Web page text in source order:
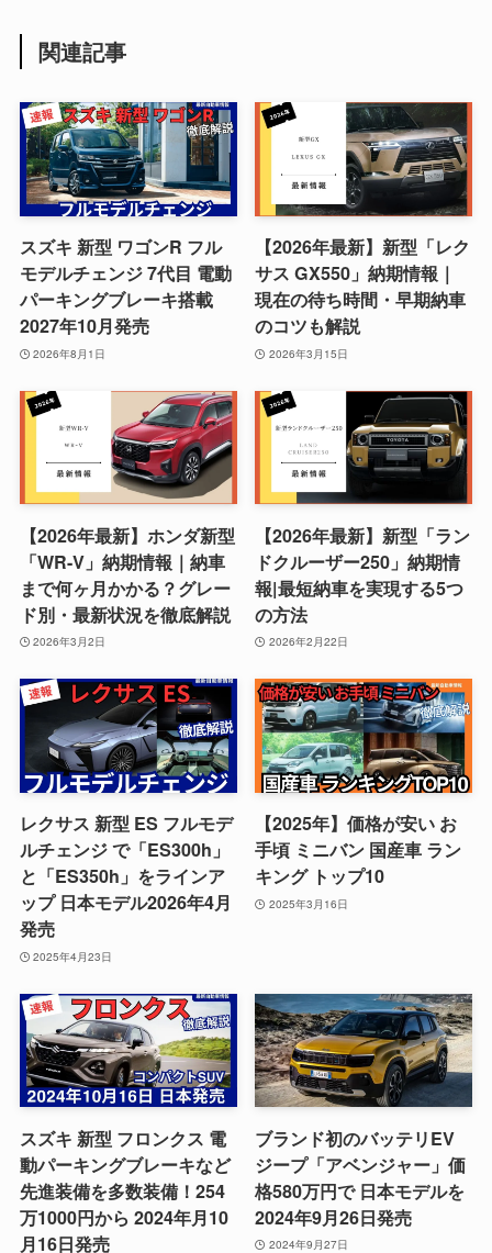
関連記事
スズキ 新型 ワゴンR フル
モデルチェンジ 7代目 電動
パーキングブレーキ搭載
2027年10月発売
2026年8月1日
【2026年最新】新型「レク
サス GX550」納期情報｜
現在の待ち時間・早期納車
のコツも解説
2026年3月15日
【2026年最新】ホンダ新型
「WR-V」納期情報｜納車
まで何ヶ月かかる？グレー
ド別・最新状況を徹底解説
2026年3月2日
【2026年最新】新型「ラン
ドクルーザー250」納期情
報|最短納車を実現する5つ
の方法
2026年2月22日
レクサス 新型 ES フルモデ
ルチェンジ で「ES300h」
と「ES350h」をラインア
ップ 日本モデル2026年4月
発売
2025年4月23日
【2025年】価格が安い お
手頃 ミニバン 国産車 ラン
キング トップ10
2025年3月16日
スズキ 新型 フロンクス 電
動パーキングブレーキなど
先進装備を多数装備！254
万1000円から 2024年月10
月16日発売
ブランド初のバッテリEV
ジープ「アベンジャー」価
格580万円で 日本モデルを
2024年9月26日発売
2024年9月27日